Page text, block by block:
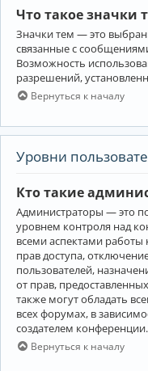
Что такое значки
Значки тем — это
связанные с
Возможность
разрешений,
Вернуться к началу
Уровни
Кто такие
Администраторы — это
уровнем контроля над
всеми аспектами
прав доступа,
пользователей,
от прав,
также могут обладать
всех форумах, в
создателем конференции.
Вернуться к началу